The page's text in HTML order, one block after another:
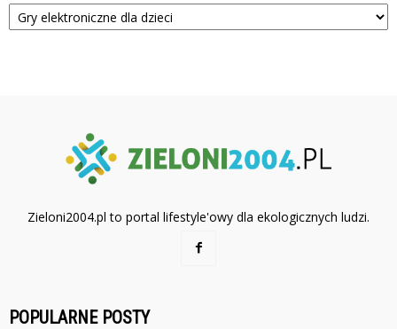
Zieloni2004.pl to portal lifestyle'owy dla ekologicznych ludzi.
POPULARNE POSTY